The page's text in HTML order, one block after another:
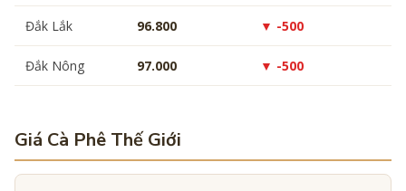
Đắk Lắk 96.800 ▼ -500
Đắk Nông 97.000 ▼ -500
Giá Cà Phê Thế Giới